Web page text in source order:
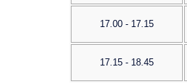
17.00 - 17.15
17.15 - 18.45